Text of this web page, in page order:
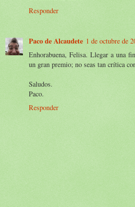
Responder
Paco de Alcaudete 1 de octubre de
Enhorabuena, Felisa. Llegar a una
un gran premio; no seas tan crítica
Saludos.
Paco.
Responder